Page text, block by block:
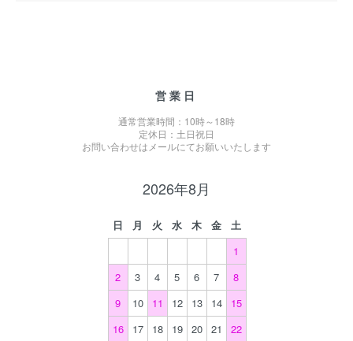
営業日
通常営業時間：10時～18時
定休日：土日祝日
お問い合わせはメールにてお願いいたします
2026年8月
日 月 火 水 木 金
土
1
2
3 4 5 6 7
8
9
10 11 12 13 14
15
16
17 18 19 20 21
22